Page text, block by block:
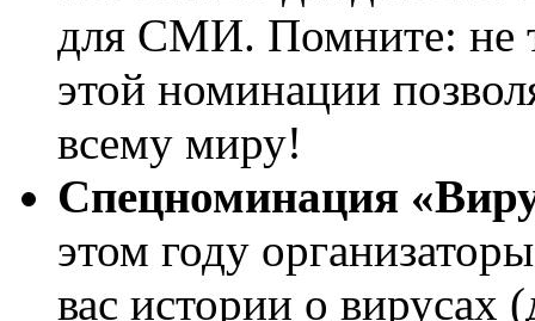
для СМИ. Помните: не
этой номинации
всему миру!
Спецноминация
этом году
вас истории о вирусах